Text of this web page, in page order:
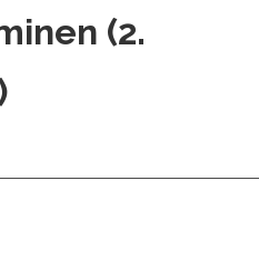
(2.